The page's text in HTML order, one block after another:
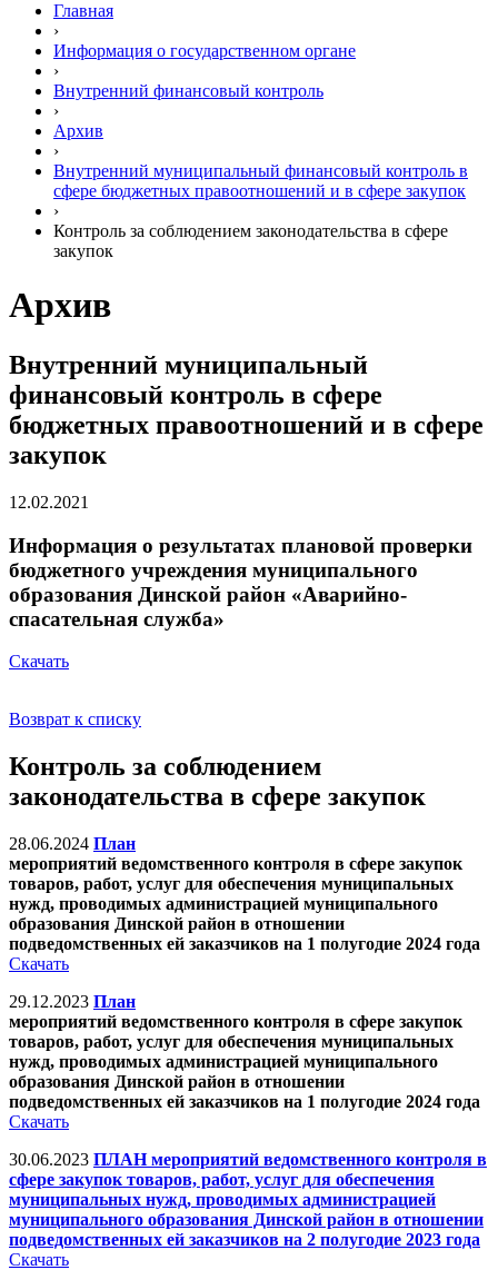
Главная
›
Информация о государственном органе
›
Внутренний финансовый контроль
›
Архив
›
Внутренний муниципальный финансовый контроль в
сфере бюджетных правоотношений и в сфере закупок
›
Контроль за соблюдением законодательства в сфере
закупок
Архив
Внутренний муниципальный
финансовый контроль в сфере
бюджетных правоотношений и в сфере
закупок
12.02.2021
Информация о результатах плановой проверки
бюджетного учреждения муниципального
образования Динской район «Аварийно-
спасательная служба»
Скачать
Возврат к списку
Контроль за соблюдением
законодательства в сфере закупок
28.06.2024 План
мероприятий ведомственного контроля в сфере закупок
товаров, работ, услуг для обеспечения муниципальных
нужд, проводимых администрацией муниципального
образования Динской район в отношении
подведомственных ей заказчиков на 1 полугодие 2024 года
Скачать
29.12.2023 План
мероприятий ведомственного контроля в сфере закупок
товаров, работ, услуг для обеспечения муниципальных
нужд, проводимых администрацией муниципального
образования Динской район в отношении
подведомственных ей заказчиков на 1 полугодие 2024 года
Скачать
30.06.2023 ПЛАН мероприятий ведомственного контроля в
сфере закупок товаров, работ, услуг для обеспечения
муниципальных нужд, проводимых администрацией
муниципального образования Динской район в отношении
подведомственных ей заказчиков на 2 полугодие 2023 года
Скачать